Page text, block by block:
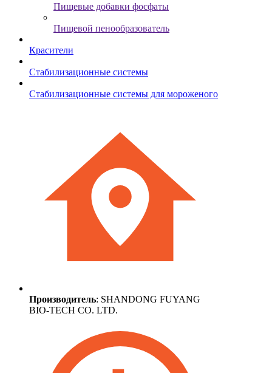
Пищевые добавки фосфаты
Пищевой пенообразователь
Красители
Стабилизационные системы
Стабилизационные системы для мороженого
Производитель: SHANDONG FUYANG
BIO-TECH CO. LTD.